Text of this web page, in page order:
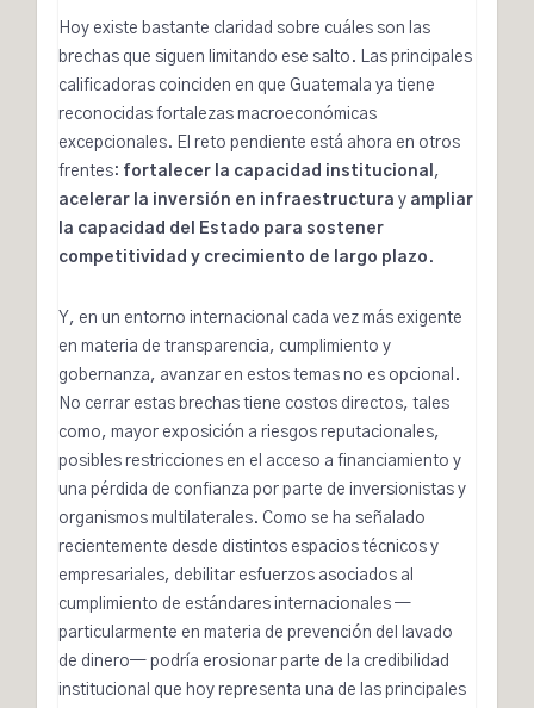
Hoy existe bastante claridad sobre cuáles son las
brechas que siguen limitando ese salto. Las principales
calificadoras coinciden en que Guatemala ya tiene
reconocidas fortalezas macroeconómicas
excepcionales. El reto pendiente está ahora en otros
frentes: fortalecer la capacidad institucional ,
acelerar la inversión en infraestructura y ampliar
la capacidad del Estado para sostener
competitividad y crecimiento de largo plazo .
Y, en un entorno internacional cada vez más exigente
en materia de transparencia, cumplimiento y
gobernanza, avanzar en estos temas no es opcional.
No cerrar estas brechas tiene costos directos, tales
como, mayor exposición a riesgos reputacionales,
posibles restricciones en el acceso a financiamiento y
una pérdida de confianza por parte de inversionistas y
organismos multilaterales. Como se ha señalado
recientemente desde distintos espacios técnicos y
empresariales, debilitar esfuerzos asociados al
cumplimiento de estándares internacionales —
particularmente en materia de prevención del lavado
de dinero— podría erosionar parte de la credibilidad
institucional que hoy representa una de las principales